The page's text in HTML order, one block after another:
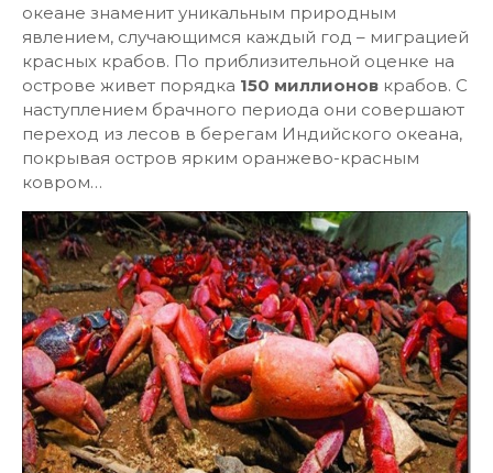
океане знаменит уникальным природным
явлением, случающимся каждый год – миграцией
красных крабов. По приблизительной оценке на
острове живет порядка 150 миллионов крабов. С
наступлением брачного периода они совершают
переход из лесов в берегам Индийского океана,
покрывая остров ярким оранжево-красным
ковром…